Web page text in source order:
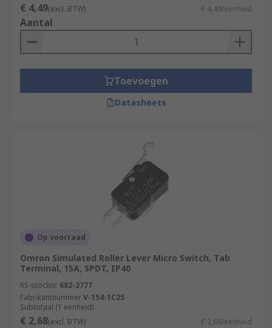
€ 4,49(excl. BTW) € 4,49/eenheid
Aantal
Toevoegen
Datasheets
Op voorraad
Omron Simulated Roller Lever Micro Switch, Tab
Terminal, 15A, SPDT, IP40
RS-stocknr. 682-2777
FabrikantnummerV-154-1C25
Subtotaal (1 eenheid)
€ 2,68(excl. BTW) € 2,68/eenheid